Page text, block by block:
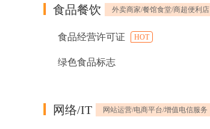
食品餐饮 外卖商家/餐馆食堂/商超便利店
食品经营许可证 HOT
绿色食品标志
网络/IT 网站运营/电商平台/增值电信服务